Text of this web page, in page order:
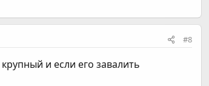
#8
и если его завалить